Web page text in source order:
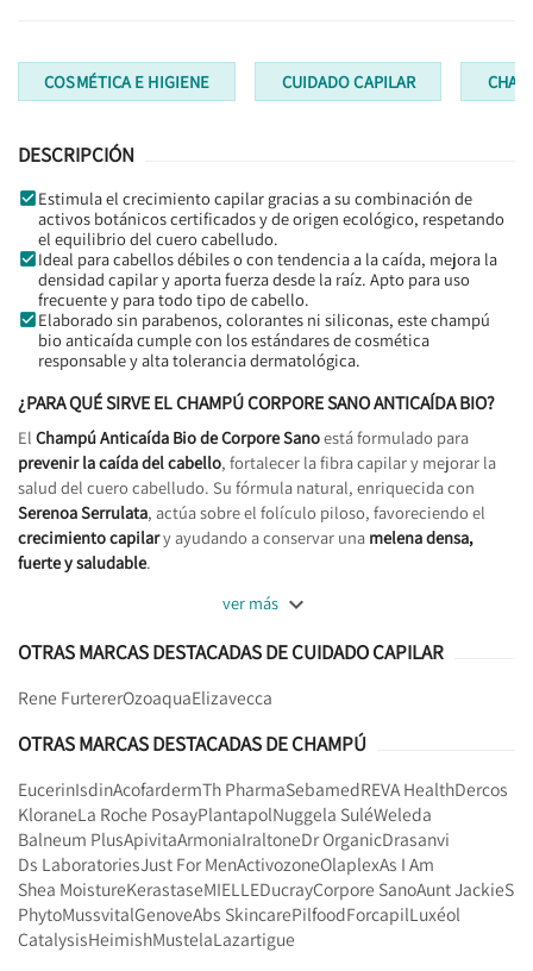
COSMÉTICA E HIGIENE CUIDADO CAPILAR
DESCRIPCIÓN
Estimula el crecimiento capilar gracias a su combinación de
activos botánicos certificados y de origen ecológico, respetando
el equilibrio del cuero cabelludo.
Ideal para cabellos débiles o con tendencia a la caída, mejora la
densidad capilar y aporta fuerza desde la raíz. Apto para uso
frecuente y para todo tipo de cabello.
Elaborado sin parabenos, colorantes ni siliconas, este champú
bio anticaída cumple con los estándares de cosmética
responsable y alta tolerancia dermatológica.
¿PARA QUÉ SIRVE EL CHAMPÚ CORPORE SANO ANTICAÍDA BIO?
El Champú Anticaída Bio de Corpore Sanoestá formulado para
prevenir la caída del cabello, fortalecer la fibra capilar y mejorar la
salud del cuero cabelludo. Su fórmula natural, enriquecida con
Serenoa Serrulata, actúa sobre el folículo piloso, favoreciendo el
crecimiento capilary ayudando a conservar una melena densa,
fuerte y saludable.
ver más 
OTRAS MARCAS DESTACADAS DE CUIDADO CAPILAR
Rene FurtererOzoaquaElizavecca
OTRAS MARCAS DESTACADAS DE CHAMPÚ
EucerinIsdinAcofardermTh PharmaSebamedREVA HealthDercos
KloraneLa Roche PosayPlantapolNuggela SuléWeleda
Balneum PlusApivitaArmoniaIraltoneDr OrganicDrasanvi
Ds LaboratoriesJust For MenActivozoneOlaplexAs I Am
Shea MoistureKerastaseMIELLEDucrayCorpore SanoAunt JackieS
PhytoMussvitalGenoveAbs SkincarePilfoodForcapilLuxéol
CatalysisHeimishMustelaLazartigue